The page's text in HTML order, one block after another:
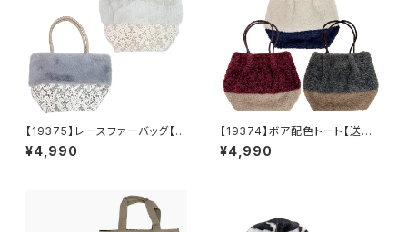
【19375】レースファーバッグ【送
料無料】秋冬バッグ 新作
¥4,990
【19374】ボア配色トート【送料
無料】秋冬バッグ 新作
¥4,990